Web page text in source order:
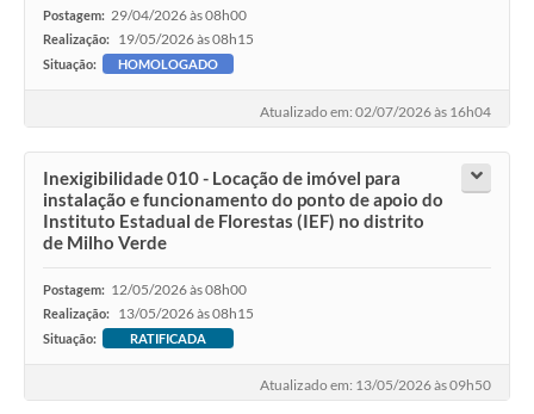
Postagem: 29/04/2026 às 08h00
Realização: 19/05/2026 às 08h15
Situação: HOMOLOGADO
Atualizado em: 02/07/2026 às 16h04
Inexigibilidade 010 - Locação de imóvel para
instalação e funcionamento do ponto de apoio do
Instituto Estadual de Florestas (IEF) no distrito
de Milho Verde
Postagem: 12/05/2026 às 08h00
Realização: 13/05/2026 às 08h15
Situação: RATIFICADA
Atualizado em: 13/05/2026 às 09h50